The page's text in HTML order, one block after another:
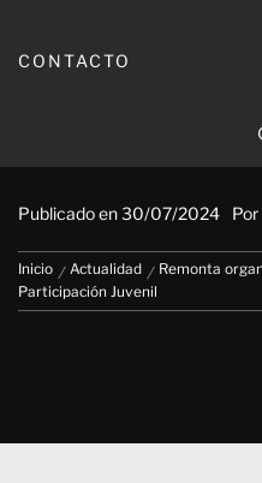
CONTACTO
Remonta
Participación
Publicado en30/07/2024 Por
Inicio Actualidad
Remonta
Participación Juvenil